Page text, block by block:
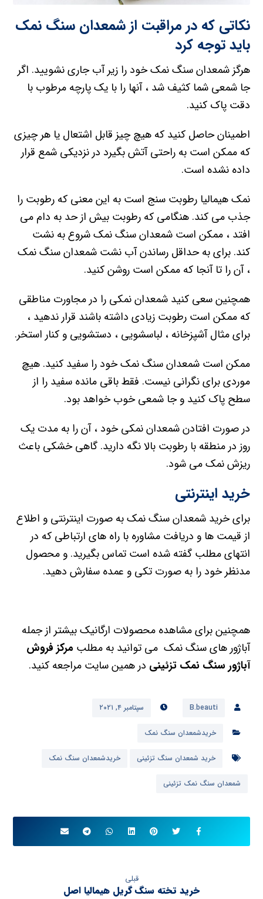
نکاتی که در مراقبت از شمعدان سنگ نمک
باید توجه کرد
هرگز شمعدان سنگ نمک خود را زیر آب جاری نشویید. اگر
جا شمعی شما کثیف شد ، آنها را با یک پارچه مرطوب با
دقت پاک کنید.
اطمینان حاصل کنید که هیچ چیز قابل اشتعال یا هر چیزی
که ممکن است به راحتی آتش بگیرد در نزدیکی شمع قرار
داده نشده است.
نمک هیمالیا رطوبت سنج است به این معنی که رطوبت را
جذب می کند. هنگامی که رطوبت بیش از حد به دام می
افتد ، ممکن است شمعدان سنگ نمک شروع به نشت
کند. برای به حداقل رساندن آب نشت شمعدان سنگ نمک
، آن را تا آنجا که ممکن است روشن کنید.
همچنین سعی کنید شمعدان نمکی را در مجاورت مناطقی
که ممکن است رطوبت زیادی داشته باشند قرار ندهید ،
برای مثال آشپزخانه ، لباسشویی ، دستشویی و کنار استخر.
ممکن است شمعدان سنگ نمک خود را سفید کنید. هیچ
موردی برای نگرانی نیست. فقط باقی مانده سفید را از
سطح پاک کنید و جا شمعی خوب خواهد بود.
در صورت افتادن شمعدان نمکی خود ، آن را به مدت یک
روز در منطقه با رطوبت بالا نگه دارید. گاهی خشکی باعث
ریزش نمک می شود.
خرید اینترنتی
برای خرید شمعدان سنگ نمک به صورت اینترنتی و اطلاع
از قیمت ها و دریافت مشاوره با راه های ارتباطی که در
انتهای مطلب گفته شده است تماس بگیرید. و محصول
مدنظر خود را به صورت تکی و عمده سفارش دهید.
همچنین برای مشاهده محصولات ارگانیک بیشتر از جمله
آباژور های سنگ نمک می توانید به مطلب مرکز فروش
آباژور سنگ نمک تزئینی در همین سایت مراجعه کنید.
B.beauti سپتامبر ۴, ۲۰۲۱
خریدشمعدان سنگ نمک
خرید شمعدان سنگ تزئینی خریدشمعدان سنگ نمک
شمعدان سنگ نمک تزئینی
قبلی
خرید تخته سنگ گریل هیمالیا اصل